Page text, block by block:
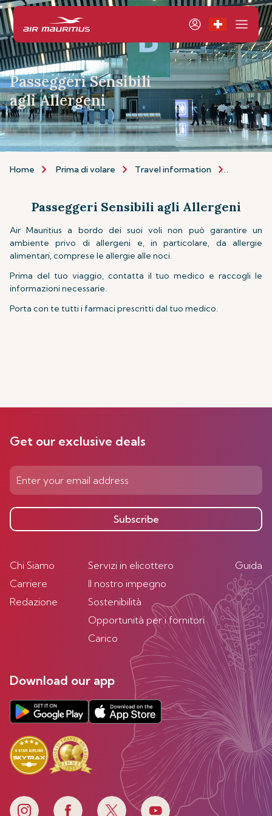
Passeggeri Sensibili
agli Allergeni
Home Prima di volare Travel information
Passeggeri Sensibili agli Allergeni
Air Mauritius a bordo dei suoi voli non può garantire un
ambiente privo di allergeni e, in particolare, da allergie
alimentari, comprese le allergie alle noci.
Prima del tuo viaggio, contatta il tuo medico e raccogli le
informazioni necessarie.
Porta con te tutti i farmaci prescritti dal tuo medico.
Get our exclusive deals
Subscribe
Chi Siamo
Carriere
Redazione
Servizi in elicottero
Il nostro impegno
Sostenibilità
Opportunità per i fornitori
Carico
Guida
Download our app